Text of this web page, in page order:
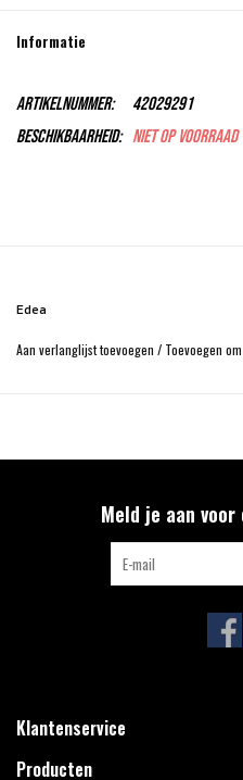
Informatie
Artikelnummer:
42029291
Beschikbaarheid: Niet op voorraad
Edea
Aan verlanglijst toevoegen / Toevoegen
Meld je aan
Klantenservice
Producten